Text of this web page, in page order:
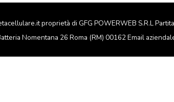
proprietà di GFG POWERWEB S.R.L
Nomentana 26 Roma (RM) 00162 Email